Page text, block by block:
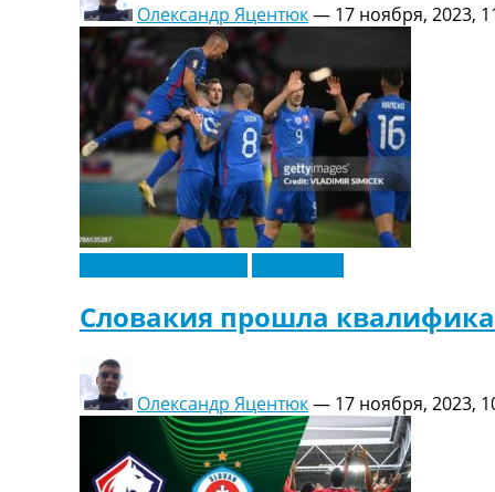
Олександр Яцентюк— 17 ноября, 2023,
Словакия прошла
Олександр Яцентюк— 17 ноября, 2023,